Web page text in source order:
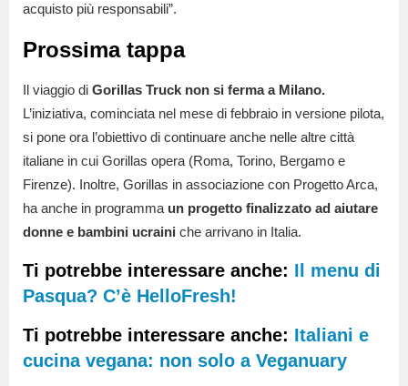
acquisto più responsabili”.
Prossima tappa
Il viaggio di Gorillas Truck non si ferma a Milano.
L’iniziativa, cominciata nel mese di febbraio in versione pilota,
si pone ora l’obiettivo di continuare anche nelle altre città
italiane in cui Gorillas opera (Roma, Torino, Bergamo e
Firenze). Inoltre, Gorillas in associazione con Progetto Arca,
ha anche in programma un progetto finalizzato ad aiutare
donne e bambini ucraini che arrivano in Italia.
Ti potrebbe interessare anche: Il menu di
Pasqua? C’è HelloFresh!
Ti potrebbe interessare anche: Italiani e
cucina vegana: non solo a Veganuary